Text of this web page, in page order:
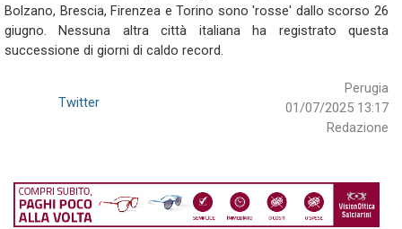
Bolzano, Brescia, Firenzea e Torino sono 'rosse' dallo scorso 26
giugno. Nessuna altra città italiana ha registrato questa
successione di giorni di caldo record.
Perugia
01/07/2025 13:17
Redazione
Twitter